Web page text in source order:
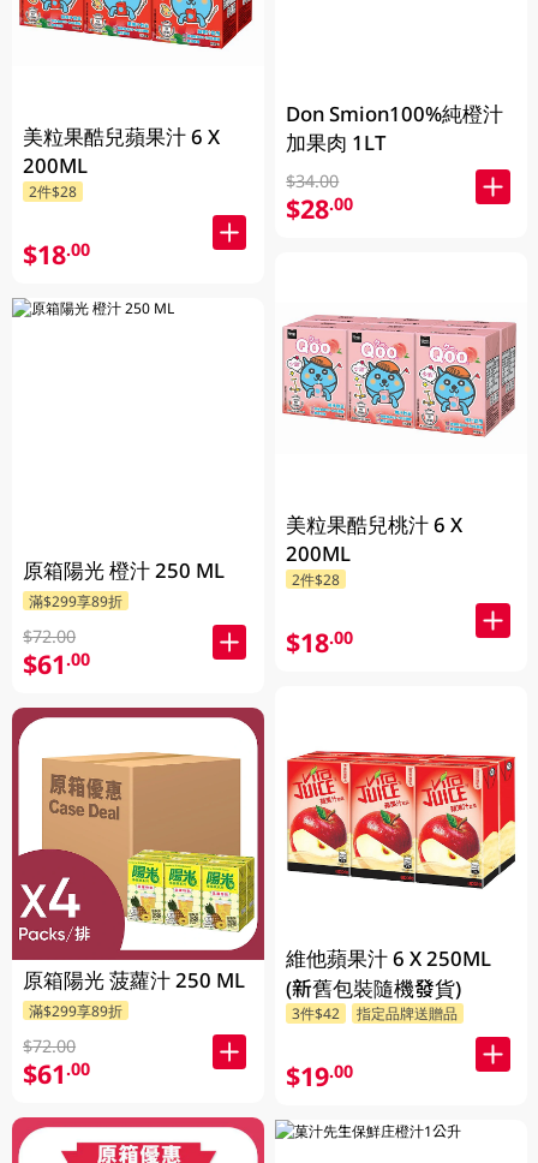
美粒果酷兒蘋果汁 6 X
200ML
2件$28
$18.00
原箱陽光 橙汁 250 ML
滿$299享89折
$72.00
$61.00
原箱陽光 菠蘿汁 250 ML
滿$299享89折
$72.00
$61.00
Don Smion100%純橙汁
加果肉 1LT
$34.00
$28.00
美粒果酷兒桃汁 6 X
200ML
2件$28
$18.00
維他蘋果汁 6 X 250ML
(新舊包裝隨機發貨)
3件$42 指定品牌送贈品
$19.00